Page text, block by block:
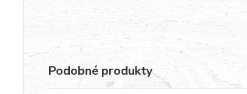
Podobné produkty